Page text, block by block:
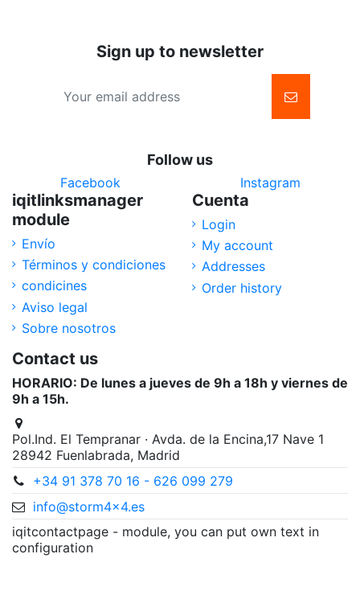
Sign up to newsletter
Follow us
Facebook Instagram
iqitlinksmanager
module
Envío
Términos y condiciones
condicines
Aviso legal
Sobre nosotros
Cuenta
Login
My account
Addresses
Order history
Contact us
HORARIO: De lunes a jueves de 9h a 18h y viernes de
9h a 15h.
Pol.Ind. El Tempranar · Avda. de la Encina,17 Nave 1
28942 Fuenlabrada, Madrid
+34 91 378 70 16 - 626 099 279
info@storm4x4.es
iqitcontactpage - module, you can put own text in
configuration